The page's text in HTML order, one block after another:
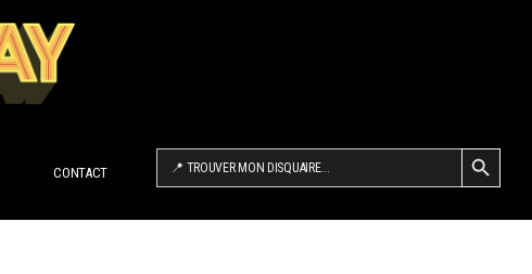
CONTACT
Search
for:
SEARCH BUTTON